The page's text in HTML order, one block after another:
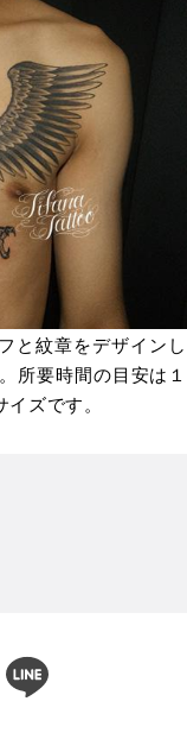
と紋章をデザインし
所要時間の目安は１
ズです。